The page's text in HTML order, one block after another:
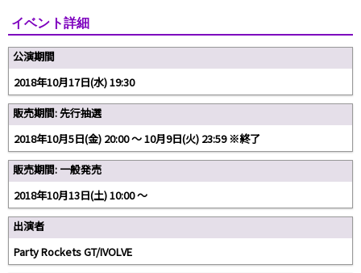
イベント詳細
公演期間
2018年10月17日(水) 19:30
販売期間: 先行抽選
2018年10月5日(金) 20:00 〜 10月9日(火) 23:59 ※終了
販売期間: 一般発売
2018年10月13日(土) 10:00 〜
出演者
Party Rockets GT/IVOLVE